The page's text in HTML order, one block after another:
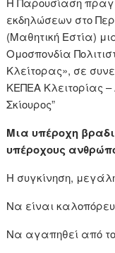
εκδηλώσεων στο
(Μαθητική Εστία)
Ομοσπονδία
Κλείτορας», σε
ΚΕΠΕΑ Κλειτορίας –
Σκίουρος”
Μια υπέροχη
υπέροχους
Η συγκίνηση,
Να είναι
Να αγαπηθεί από